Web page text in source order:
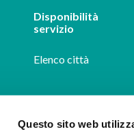
Questo sito web
Disponibilità
servizio
Elenco città